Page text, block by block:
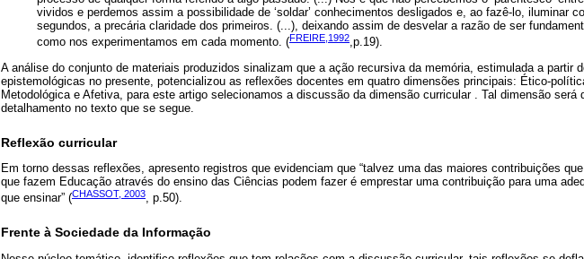
vividos e perdemos assim a possibilidade de ‘soldar’ conhecimentos desligados e, ao fazê-lo, iluminar
segundos, a precária claridade dos primeiros. (...), deixando assim de desvelar a razão de ser
como nos experimentamos em cada momento. (FREIRE,1992,p.19).
A análise do conjunto de materiais produzidos sinalizam que a ação recursiva da memória, estimulada a partir
epistemológicas no presente, potencializou as reflexões docentes em quatro dimensões principais: Ético-
Metodológica e Afetiva, para este artigo selecionamos a discussão da dimensão curricular . Tal dimensão será
detalhamento no texto que se segue.
Reflexão curricular
Em torno dessas reflexões, apresento registros que evidenciam que “talvez uma das maiores contribuições
que fazem Educação através do ensino das Ciências podem fazer é emprestar uma contribuição para uma
que ensinar” (CHASSOT, 2003, p.50).
Frente à Sociedade da Informação